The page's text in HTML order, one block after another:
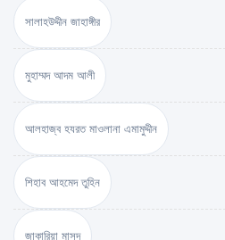
সালাহউদ্দীন জাহাঙ্গীর
মুহাম্মদ আদম আলী
আলহাজ্ব হযরত মাওলানা এমামুদ্দীন
শিহাব আহমেদ তুহিন
জাকারিয়া মাসুদ